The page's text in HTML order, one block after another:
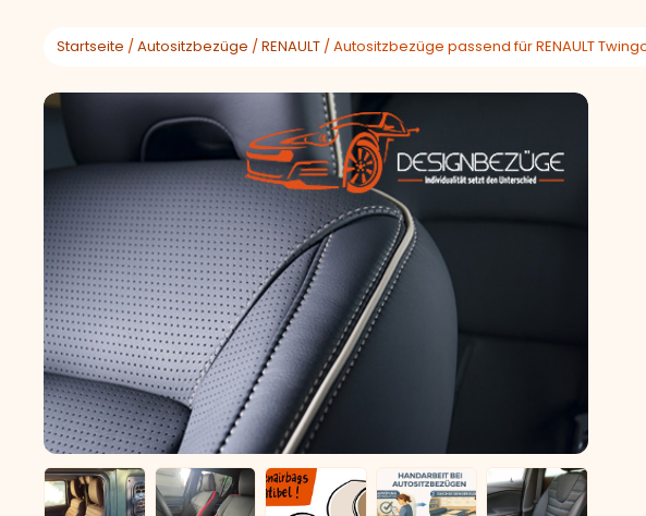
Startseite /Autositzbezüge /RENAULT / Autositzbezüge passend für RENAULT